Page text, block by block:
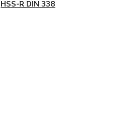
HSS-R DIN 338